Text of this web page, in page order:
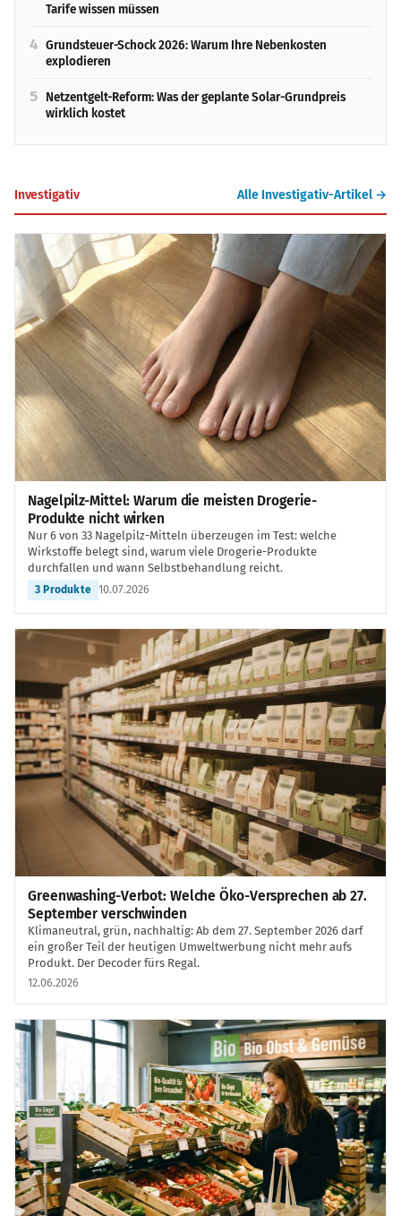
Tarife wissen müssen
4 Grundsteuer-Schock 2026: Warum Ihre Nebenkosten
explodieren
5 Netzentgelt-Reform: Was der geplante Solar-Grundpreis
wirklich kostet
Investigativ Alle Investigativ-Artikel →
Nagelpilz-Mittel: Warum die meisten Drogerie-
Produkte nicht wirken
Nur 6 von 33 Nagelpilz-Mitteln überzeugen im Test: welche
Wirkstoffe belegt sind, warum viele Drogerie-Produkte
durchfallen und wann Selbstbehandlung reicht.
3 Produkte 10.07.2026
Greenwashing-Verbot: Welche Öko-Versprechen ab 27.
September verschwinden
Klimaneutral, grün, nachhaltig: Ab dem 27. September 2026 darf
ein großer Teil der heutigen Umweltwerbung nicht mehr aufs
Produkt. Der Decoder fürs Regal.
12.06.2026